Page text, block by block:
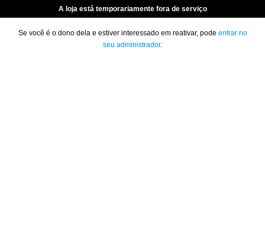
A loja está temporariamente fora de serviço
Se você é o dono dela e estiver interessado em reativar, pode entrar no
seu administrador.